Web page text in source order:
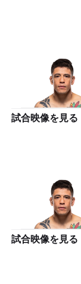
試合映像を見る
試合映像を見る